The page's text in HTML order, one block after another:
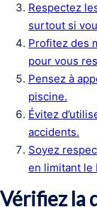
Respectez
surtout si
Profitez des
pour vous
Pensez à
piscine.
Évitez
accidents.
Soyez
en limitant le
Vérifiez la